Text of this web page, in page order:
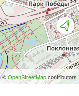
©OpenStreetMapcontributors